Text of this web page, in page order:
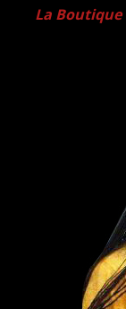
La Boutique